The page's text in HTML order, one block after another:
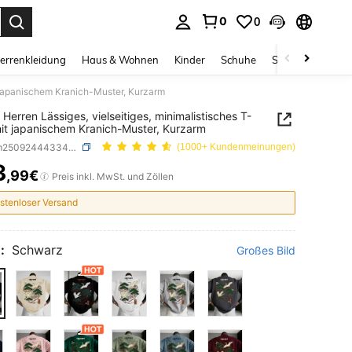
0 0
Haus & Wohnen Kinder Schuhe Schmuck &
Kranich-Muster, Kurzarm
Lässiges, vielseitiges, minimalistisches T-
japanischem Kranich-Muster, Kurzarm
SKU: sm25092444334346446 (1000+ Kundenmeinungen)
AND AVAILABILITY
,99€ Preis inkl. MwSt. und Zöllen
Versand
Schwarz Großes Bild